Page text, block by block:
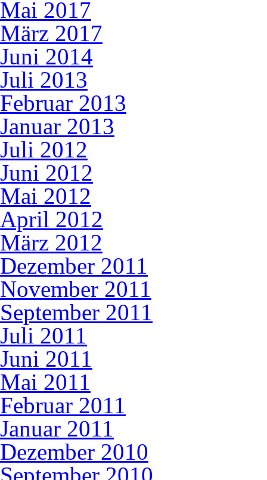
Mai 2017
März 2017
Juni 2014
Juli 2013
Februar 2013
Januar 2013
Juli 2012
Juni 2012
Mai 2012
April 2012
März 2012
Dezember 2011
November 2011
September 2011
Juli 2011
Juni 2011
Mai 2011
Februar 2011
Januar 2011
Dezember 2010